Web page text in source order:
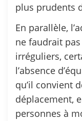
plus prudents
En parallèle,
ne faudrait
irréguliers,
l’absence
qu’il convient
déplacement,
personnes à